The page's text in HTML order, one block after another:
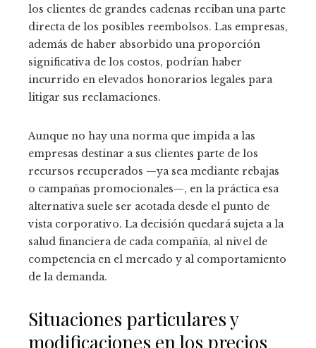
los clientes de grandes cadenas reciban una parte
directa de los posibles reembolsos. Las empresas,
además de haber absorbido una proporción
significativa de los costos, podrían haber
incurrido en elevados honorarios legales para
litigar sus reclamaciones.
Aunque no hay una norma que impida a las
empresas destinar a sus clientes parte de los
recursos recuperados —ya sea mediante rebajas
o campañas promocionales—, en la práctica esa
alternativa suele ser acotada desde el punto de
vista corporativo. La decisión quedará sujeta a la
salud financiera de cada compañía, al nivel de
competencia en el mercado y al comportamiento
de la demanda.
Situaciones particulares y
modificaciones en los precios